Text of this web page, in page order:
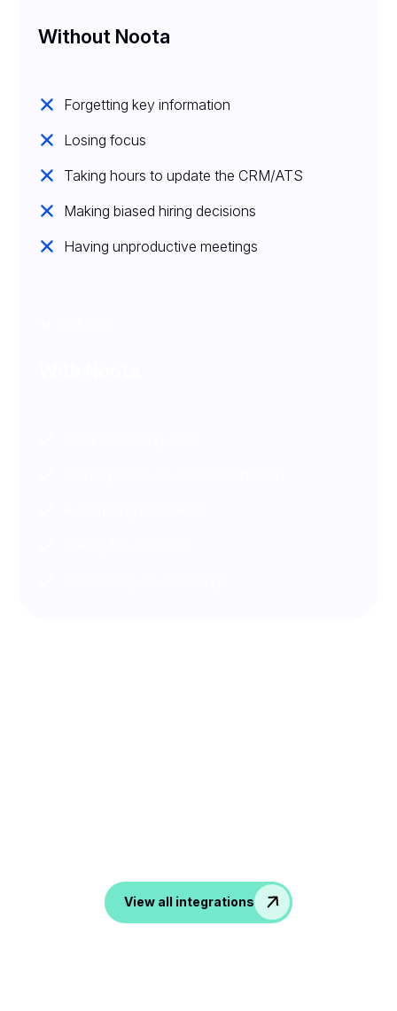
Without Noota
Forgetting key information
Losing focus
Taking hours to update the CRM/ATS
Making biased hiring decisions
Having unproductive meetings
View all integrations